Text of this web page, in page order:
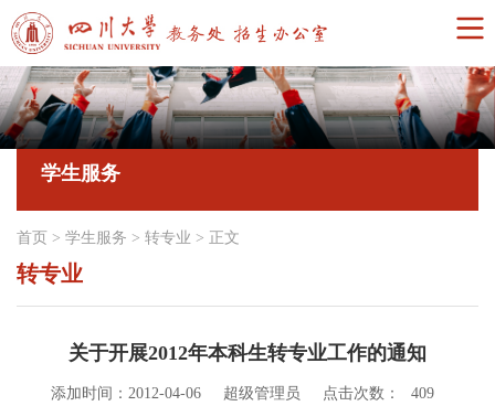
学生服务
首页 > 学生服务 > 转专业 > 正文
转专业
关于开展2012年本科生转专业工作的通知
添加时间：2012-04-06 超级管理员 点击次数： 409